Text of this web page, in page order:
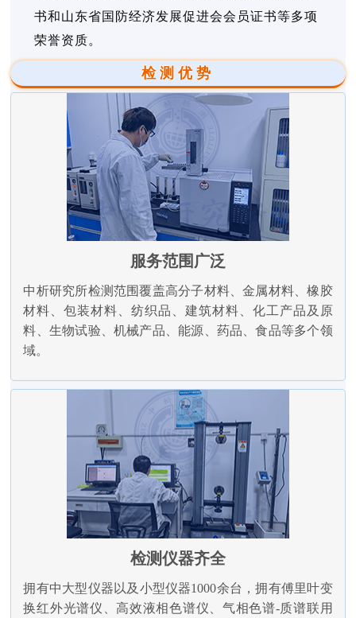
书和山东省国防经济发展促进会会员证书等多项
荣誉资质。
检测优势
服务范围广泛
中析研究所检测范围覆盖高分子材料、金属材料、橡胶
材料、包装材料、纺织品、建筑材料、化工产品及原
料、生物试验、机械产品、能源、药品、食品等多个领
域。
检测仪器齐全
拥有中大型仪器以及小型仪器1000余台，拥有傅里叶变
换红外光谱仪、高效液相色谱仪、气相色谱-质谱联用